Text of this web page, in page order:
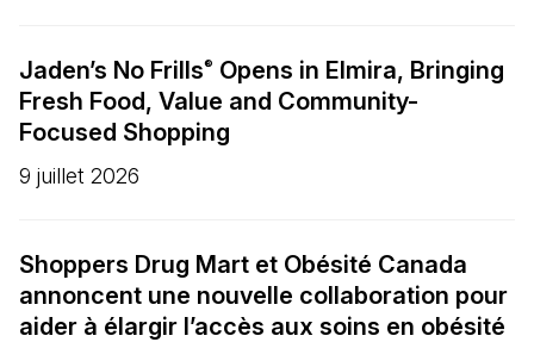
Jaden’s No Frills® Opens in Elmira, Bringing
Fresh Food, Value and Community-
Focused Shopping
9 juillet 2026
Shoppers Drug Mart et Obésité Canada
annoncent une nouvelle collaboration pour
aider à élargir l’accès aux soins en obésité